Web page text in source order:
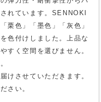
れています。SENNOKI
栗色」「墨色」「灰色」
色付けしました。上品な
すく空間を選びません。
けさせていただきます。
さい。